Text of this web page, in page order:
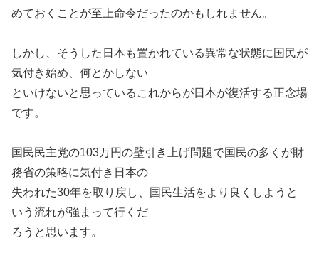
めておくことが至上命令だったのかもしれません。
しかし、そうした日本も置かれている異常な状態に国民が
気付き始め、何とかしない
といけないと思っているこれからが日本が復活する正念場
です。
国民民主党の103万円の壁引き上げ問題で国民の多くが財
務省の策略に気付き日本の
失われた30年を取り戻し、国民生活をより良くしようと
いう流れが強まって行くだ
ろうと思います。